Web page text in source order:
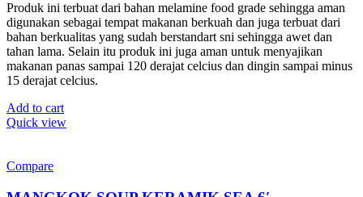
Produk ini terbuat dari bahan melamine food grade sehingga aman
digunakan sebagai tempat makanan berkuah dan juga terbuat dari
bahan berkualitas yang sudah berstandart sni sehingga awet dan
tahan lama. Selain itu produk ini juga aman untuk menyajikan
makanan panas sampai 120 derajat celcius dan dingin sampai minus
15 derajat celcius.
Add to cart
Quick view
Compare